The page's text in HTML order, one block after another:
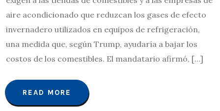
aire acondicionado que reduzcan los gases de efecto
invernadero utilizados en equipos de refrigeración,
una medida que, según Trump, ayudaría a bajar los
costos de los comestibles. El mandatario afirmó, […]
READ MORE